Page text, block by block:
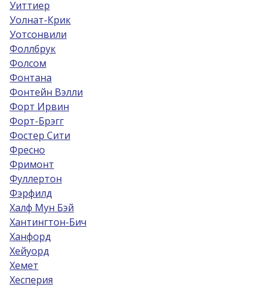
Уиттиер
Уолнат-Крик
Уотсонвили
Фоллбрук
Фолсом
Фонтана
Фонтейн Вэлли
Форт Ирвин
Форт-Брэгг
Фостер Сити
Фресно
Фримонт
Фуллертон
Фэрфилд
Халф Мун Бэй
Хантингтон-Бич
Ханфорд
Хейуорд
Хемет
Хесперия